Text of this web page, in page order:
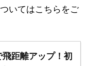
いてはこちらをご
飛距離アップ！初